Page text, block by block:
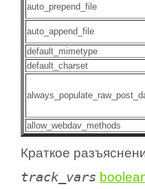
auto_prepend_file
auto_append_file
default_mimetype
default_charset
allow_webdav_methods
Краткое
track_vars